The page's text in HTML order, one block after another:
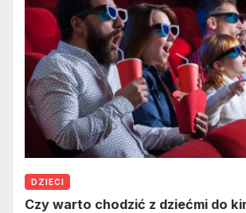
DZIECI
Czy warto chodzić z dziećmi do